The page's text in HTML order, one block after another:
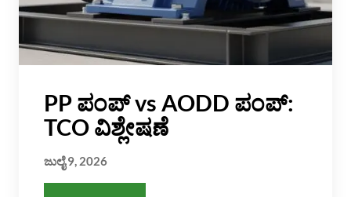
PP ಪಂಪ್ vs AODD ಪಂಪ್:
TCO ವಿಶ್ಲೇಷಣೆ
ಜುಲೈ 9, 2026